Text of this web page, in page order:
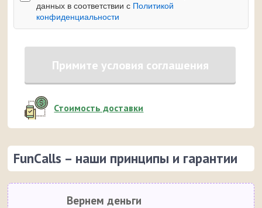
данных в соответствии с Политикой
конфиденциальности
Примите условия соглашения
Стоимость доставки
FunCalls – наши принципы и гарантии
Вернем деньги